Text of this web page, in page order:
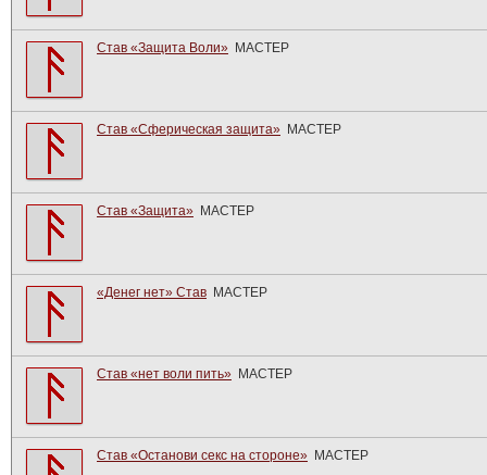
Став «Защита Воли» МАСТЕР
Став «Сферическая защита» МАСТЕР
Став «Защита» МАСТЕР
«Денег нет» Став МАСТЕР
Став «нет воли пить» МАСТЕР
Став «Останови секс на стороне» МАСТЕР